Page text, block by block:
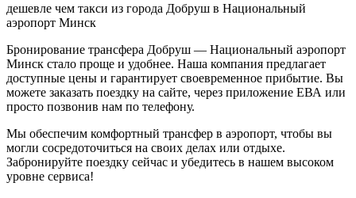
дешевле чем такси из города Добруш в Национальный
аэропорт Минск
Бронирование трансфера Добруш — Национальный аэропорт
Минск стало проще и удобнее. Наша компания предлагает
доступные цены и гарантирует своевременное прибытие. Вы
можете заказать поездку на сайте, через приложение ЕВА или
просто позвонив нам по телефону.
Мы обеспечим комфортный трансфер в аэропорт, чтобы вы
могли сосредоточиться на своих делах или отдыхе.
Забронируйте поездку сейчас и убедитесь в нашем высоком
уровне сервиса!